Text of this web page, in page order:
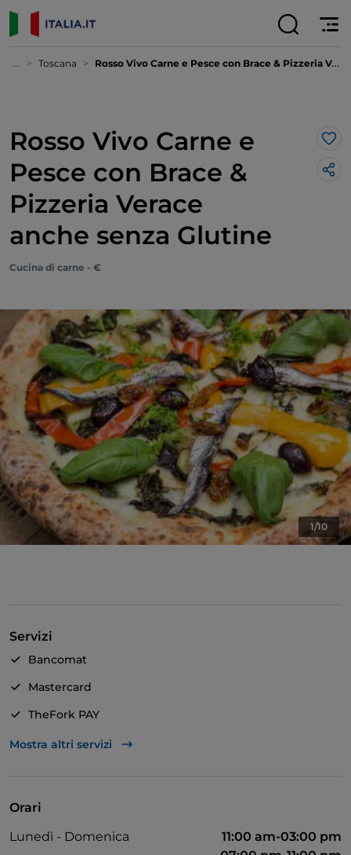
... Toscana Rosso Vivo Carne e Pesce con Brace & Pizzeria Verace anche senza Glutine
Rosso Vivo Carne e
Pesce con Brace &
Pizzeria Verace
anche senza Glutine
Cucina di carne - €
1/10
Servizi
Bancomat
Mastercard
TheFork PAY
Unionpay via TheFork PAY
Mostra altri servizi
Orari
Lunedì - Domenica
11:00 am-03:00 pm